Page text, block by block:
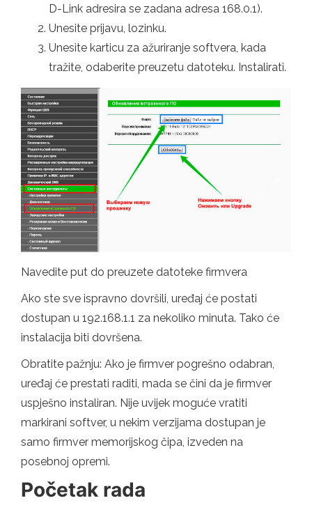
D-Link adresira se zadana adresa 168.0.1).
Unesite prijavu, lozinku.
Unesite karticu za ažuriranje softvera, kada
tražite, odaberite preuzetu datoteku. Instalirati.
Navedite put do preuzete datoteke firmvera
Ako ste sve ispravno dovršili, uređaj će postati
dostupan u 192.168.1.1 za nekoliko minuta. Tako će
instalacija biti dovršena.
Obratite pažnju: Ako je firmver pogrešno odabran,
uređaj će prestati raditi, mada se čini da je firmver
uspješno instaliran. Nije uvijek moguće vratiti
markirani softver, u nekim verzijama dostupan je
samo firmver memorijskog čipa, izveden na
posebnoj opremi.
Početak rada